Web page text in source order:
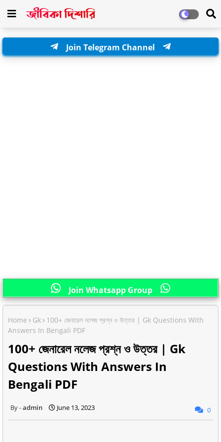
Join Telegram Channel
Join Whatsapp Group
Home Gk
100+ জেনারেল নলেজ প্রশ্ন ও উত্তর | Gk Questions With
Answers In Bengali PDF
100+ জেনারেল নলেজ প্রশ্ন ও উত্তর | Gk
Questions With Answers In
Bengali PDF
admin June 13, 2023 0